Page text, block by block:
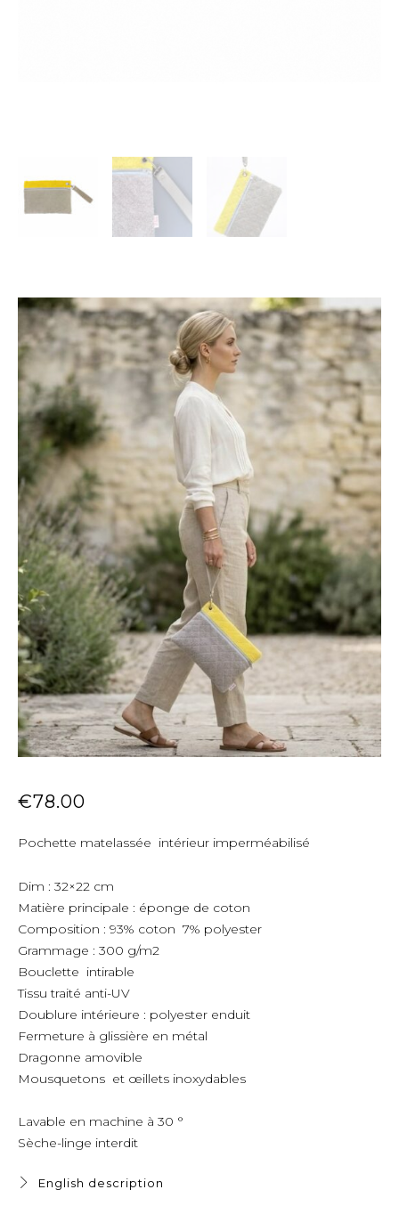
€78.00
Pochette matelassée intérieur imperméabilisé
Dim : 32×22 cm
Matière principale : éponge de coton
Composition : 93% coton 7% polyester
Grammage : 300 g/m2
Bouclette intirable
Tissu traité anti-UV
Doublure intérieure : polyester enduit
Fermeture à glissière en métal
Dragonne amovible
Mousquetons et œillets inoxydables
Lavable en machine à 30 °
Sèche-linge interdit
English description